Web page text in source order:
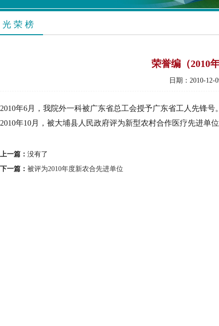
光 荣 榜
荣誉编（2010
日期：2010-12-
2010年6月，我院外一科被广东省总工会授予广东省工人先锋号
2010年10月，被大埔县人民政府评为新型农村合作医疗先进单
上一篇： 没有了
下一篇： 被评为2010年度新农合先进单位